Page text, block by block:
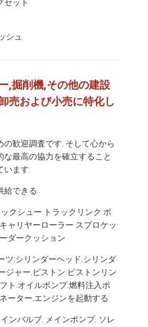
品
品
品
セット
シュ
,掘削機,その他の建設
売および小売に特化し
歓迎調査です. そして心から
最高の協力を確立すること
います.
給できる
クシュー トラックリンク ボ
ャリヤーローラー スプロケッ
ダークッション
ツ:シリンダーヘッド.シリンダ
ジャー.ピストン.ピストンリン
ト.オイルポンプ.燃料注入ポ
ーター.エンジンを起動する
ンバルブ. メインポンプ. ソレ